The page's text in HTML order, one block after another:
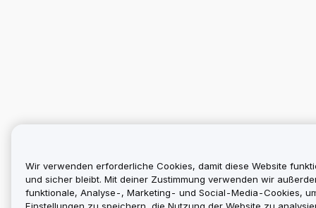
Wir verwenden erforderliche Cookies, damit diese Website
und sicher bleibt. Mit deiner Zustimmung verwenden wir
funktionale, Analyse-, Marketing- und Social-Media-Cookies,